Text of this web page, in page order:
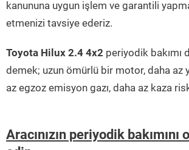
kanununa uygun işlem ve garantili
etmenizi tavsiye ederiz.
Toyota Hilux 2.4 4x2 periyodik bakımı
demek; uzun ömürlü bir motor, daha az
az egzoz emisyon gazı, daha az kaza
Aracınızın periyodik